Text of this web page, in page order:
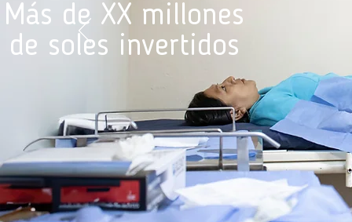
Más de XX millones
de soles invertidos